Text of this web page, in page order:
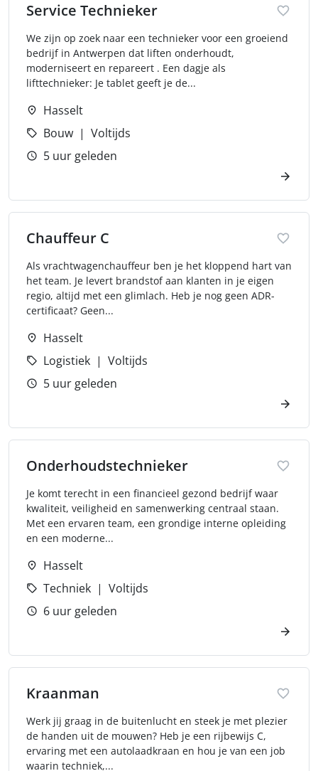
Service Technieker
We zijn op zoek naar een technieker voor een groeiend
bedrijf in Antwerpen dat liften onderhoudt,
moderniseert en repareert . Een dagje als
lifttechnieker: Je tablet geeft je de...
Hasselt
Bouw
Voltijds
5 uur geleden
Chauffeur C
Als vrachtwagenchauffeur ben je het kloppend hart van
het team. Je levert brandstof aan klanten in je eigen
regio, altijd met een glimlach. Heb je nog geen ADR-
certificaat? Geen...
Hasselt
Logistiek
Voltijds
5 uur geleden
Onderhoudstechnieker
Je komt terecht in een financieel gezond bedrijf waar
kwaliteit, veiligheid en samenwerking centraal staan.
Met een ervaren team, een grondige interne opleiding
en een moderne...
Hasselt
Techniek
Voltijds
6 uur geleden
Kraanman
Werk jij graag in de buitenlucht en steek je met plezier
de handen uit de mouwen? Heb je een rijbewijs C,
ervaring met een autolaadkraan en hou je van een job
waarin techniek,...